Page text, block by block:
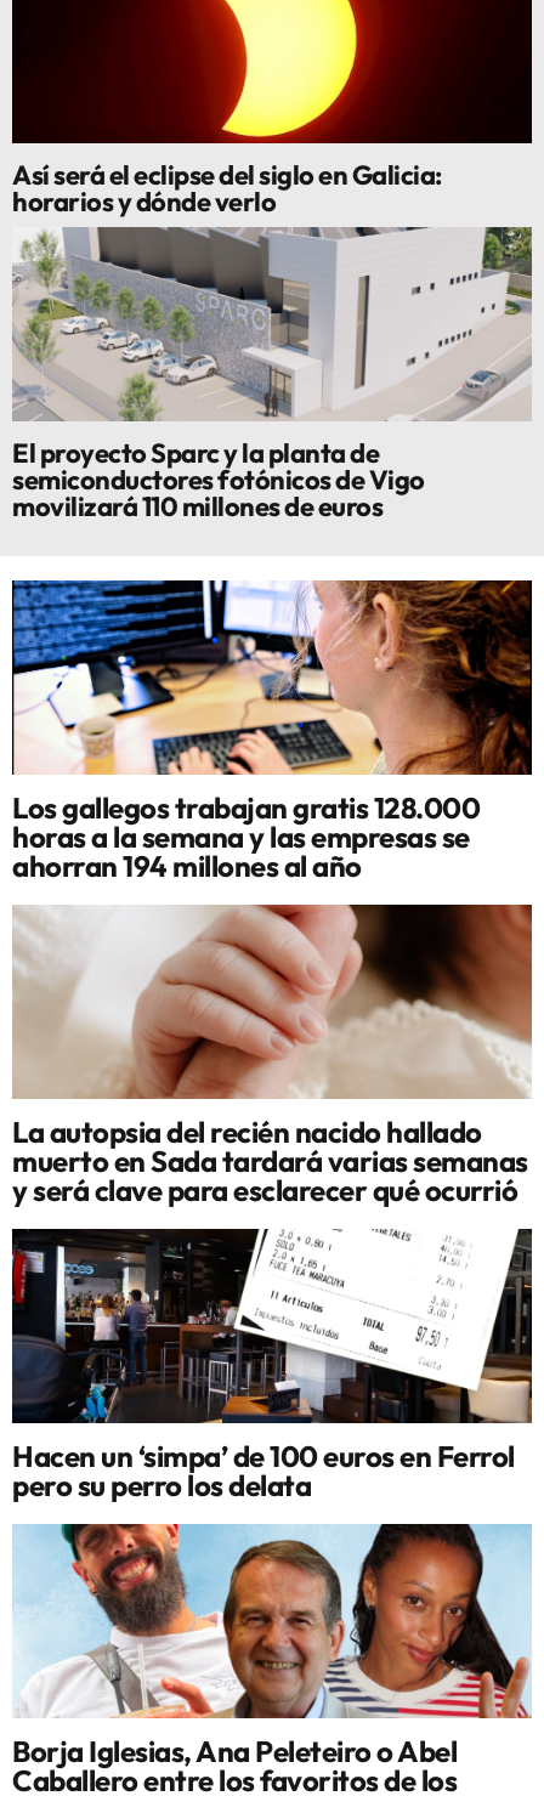
Así será el eclipse del siglo en Galicia:
horarios y dónde verlo
El proyecto Sparc y la planta de
semiconductores fotónicos de Vigo
movilizará 110 millones de euros
Los gallegos trabajan gratis 128.000
horas a la semana y las empresas se
ahorran 194 millones al año
La autopsia del recién nacido hallado
muerto en Sada tardará varias semanas
y será clave para esclarecer qué ocurrió
Hacen un ‘simpa’ de 100 euros en Ferrol
pero su perro los delata
Borja Iglesias, Ana Peleteiro o Abel
Caballero entre los favoritos de los